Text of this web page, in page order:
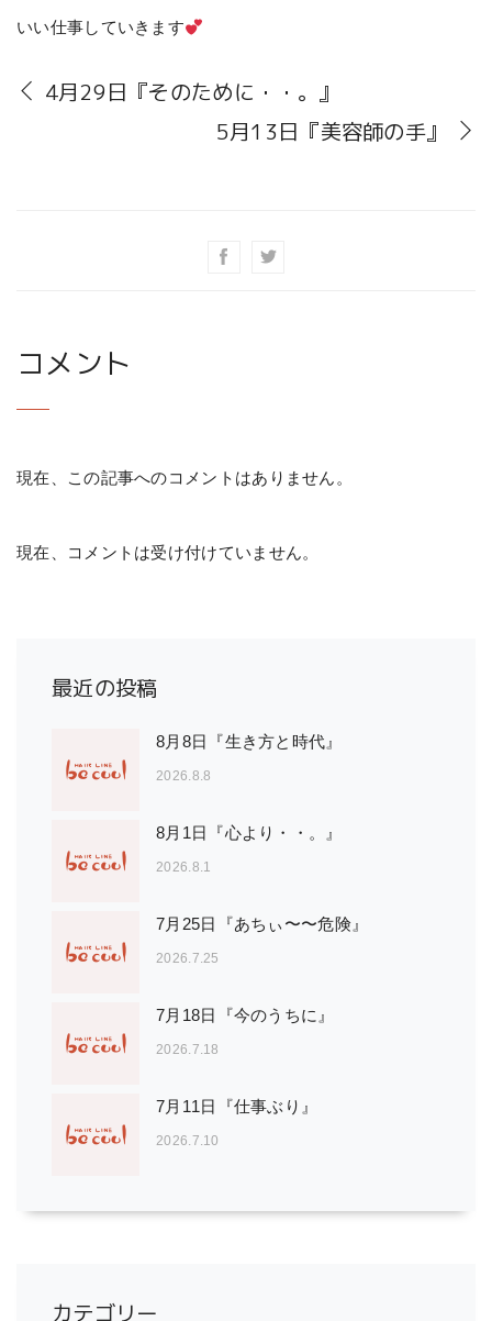
いい仕事していきます
4月29日『そのために・・。』
5月13日『美容師の手』
コメント
現在、この記事へのコメントはありません。
現在、コメントは受け付けていません。
最近の投稿
8月8日『生き方と時代』
2026.8.8
8月1日『心より・・。』
2026.8.1
7月25日『あちぃ〜〜危険』
2026.7.25
7月18日『今のうちに』
2026.7.18
7月11日『仕事ぶり』
2026.7.10
カテゴリー